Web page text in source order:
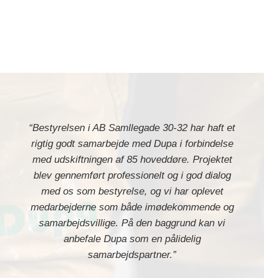
“Bestyrelsen i AB Samllegade 30-32 har haft et
rigtig godt samarbejde med Dupa i forbindelse
med udskiftningen af 85 hoveddøre. Projektet
blev gennemført professionelt og i god dialog
med os som bestyrelse, og vi har oplevet
medarbejderne som både imødekommende og
samarbejdsvillige. På den baggrund kan vi
anbefale Dupa som en pålidelig
samarbejdspartner.”